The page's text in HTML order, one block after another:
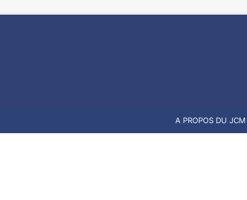
A PROPOS DU JCM